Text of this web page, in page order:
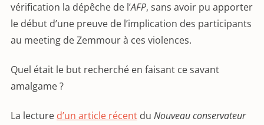
vérification la dépêche de l’AFP, sans avoir pu apporter
le début d’une preuve de l’implication des participants
au meeting de Zemmour à ces violences.
Quel était le but recherché en faisant ce savant
amalgame ?
La lecture d’un article récent du Nouveau conservateur